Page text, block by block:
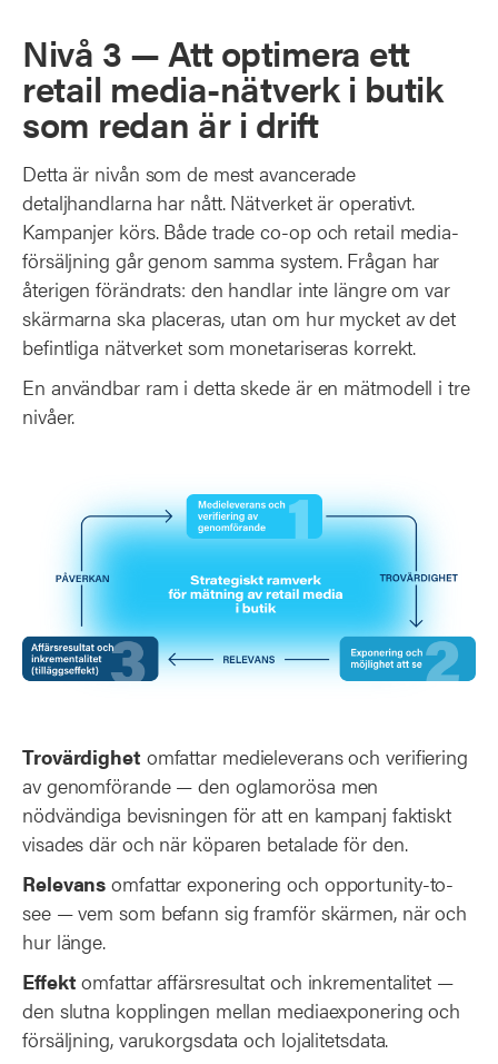
Nivå 3 — Att optimera ett
retail media-nätverk i butik
som redan är i drift
Detta är nivån som de mest avancerade
detaljhandlarna har nått. Nätverket är operativt.
Kampanjer körs. Både trade co-op och retail media-
försäljning går genom samma system. Frågan har
återigen förändrats: den handlar inte längre om var
skärmarna ska placeras, utan om hur mycket av det
befintliga nätverket som monetariseras korrekt.
En användbar ram i detta skede är en mätmodell i tre
nivåer.
Trovärdighet omfattar medieleverans och verifiering
av genomförande — den oglamorösa men
nödvändiga bevisningen för att en kampanj faktiskt
visades där och när köparen betalade för den.
Relevans omfattar exponering och opportunity-to-
see — vem som befann sig framför skärmen, när och
hur länge.
Effekt omfattar affärsresultat och inkrementalitet —
den slutna kopplingen mellan mediaexponering och
försäljning, varukorgsdata och lojalitetsdata.